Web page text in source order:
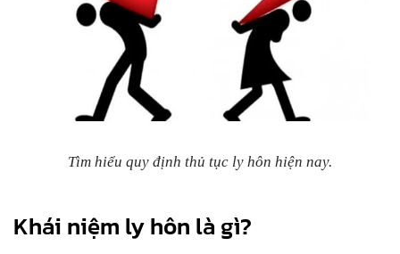
Tìm hiểu quy định thủ tục ly hôn hiện nay.
Khái niệm ly hôn là gì?